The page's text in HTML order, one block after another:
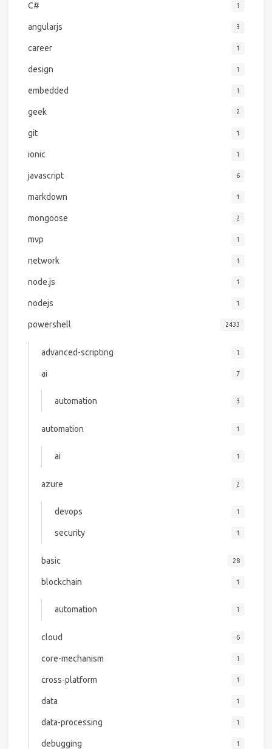
C# 1
angularjs 3
career 1
design 1
embedded 1
geek 2
git 1
ionic 1
javascript 6
markdown 1
mongoose 2
mvp 1
network 1
node.js 1
nodejs 1
powershell 2433
advanced-scripting 1
ai 7
automation 3
automation 1
ai 1
azure 2
devops 1
security 1
basic 28
blockchain 1
automation 1
cloud 6
core-mechanism 1
cross-platform 1
data 1
data-processing 1
debugging 1